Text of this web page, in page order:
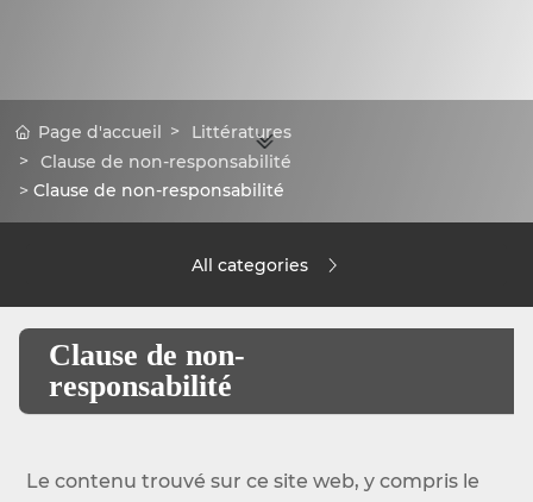
Page d'accueil
Littératures
Clause de non-responsabilité
Clause de non-responsabilité
All categories
Clause de non-
responsabilité
Le contenu trouvé sur ce site web, y compris le